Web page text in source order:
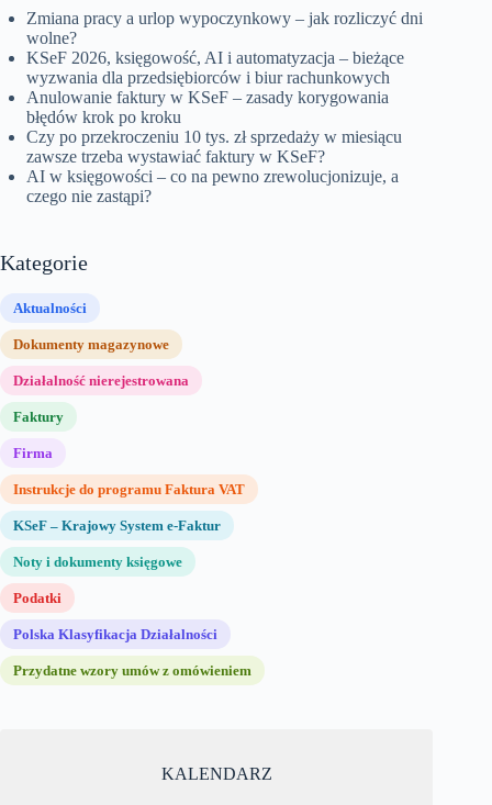
Zmiana pracy a urlop wypoczynkowy – jak rozliczyć dni
wolne?
KSeF 2026, księgowość, AI i automatyzacja – bieżące
wyzwania dla przedsiębiorców i biur rachunkowych
Anulowanie faktury w KSeF – zasady korygowania
błędów krok po kroku
Czy po przekroczeniu 10 tys. zł sprzedaży w miesiącu
zawsze trzeba wystawiać faktury w KSeF?
AI w księgowości – co na pewno zrewolucjonizuje, a
czego nie zastąpi?
Kategorie
Aktualności
Dokumenty magazynowe
Działalność nierejestrowana
Faktury
Firma
Instrukcje do programu Faktura VAT
KSeF – Krajowy System e-Faktur
Noty i dokumenty księgowe
Podatki
Polska Klasyfikacja Działalności
Przydatne wzory umów z omówieniem
KALENDARZ